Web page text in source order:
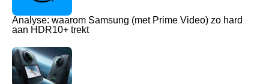
Analyse: waarom Samsung (met Prime Video) zo hard
aan HDR10+ trekt